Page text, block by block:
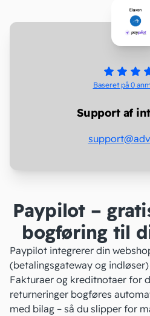
Baseret på 0
Support af
Paypilot –
bogføring til
Paypilot integrerer din
(betalingsgateway og
Fakturaer og kreditnotaer for
returneringer bogføres
med bilag – så du slipper for